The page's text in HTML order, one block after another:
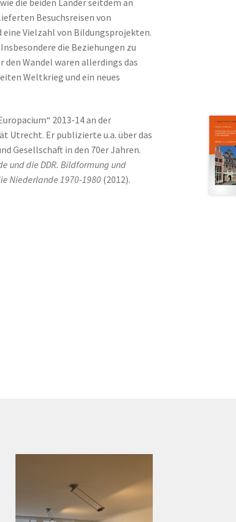
Besuchsreisen von
Vielzahl von Bildungsprojekten.
die Beziehungen zu
Wandel waren allerdings das
Weltkrieg und ein neues
2013-14 an der
Utrecht. Er publizierte u.a. über das
Gesellschaft in den 70er Jahren.
und die DDR. Bildformung und
Niederlande 1970-1980(2012).